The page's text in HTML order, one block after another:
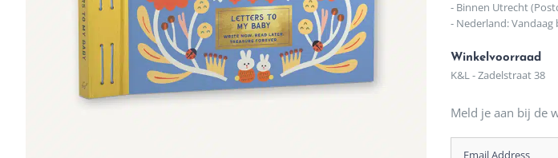
- Binnen Utrecht
- Nederland:
Winkelvoorraad
K&L - Zadelstraat 38
Meld je aan bij de
Enter